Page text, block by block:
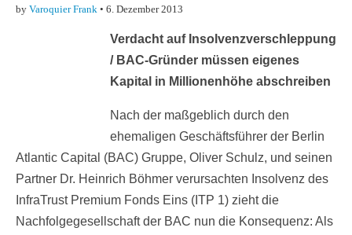
by Varoquier Frank • 6. Dezember 2013
Verdacht auf Insolvenzverschleppung
/ BAC-Gründer müssen eigenes
Kapital in Millionenhöhe abschreiben
Nach der maßgeblich durch den
ehemaligen Geschäftsführer der Berlin
Atlantic Capital (BAC) Gruppe, Oliver Schulz, und seinen
Partner Dr. Heinrich Böhmer verursachten Insolvenz des
InfraTrust Premium Fonds Eins (ITP 1) zieht die
Nachfolgegesellschaft der BAC nun die Konsequenz: Als